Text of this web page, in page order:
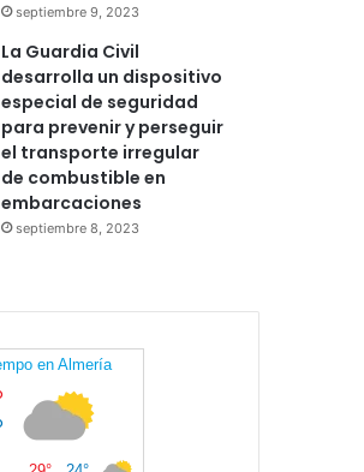
septiembre 9, 2023
La Guardia Civil
desarrolla un dispositivo
especial de seguridad
para prevenir y perseguir
el transporte irregular
de combustible en
embarcaciones
septiembre 8, 2023